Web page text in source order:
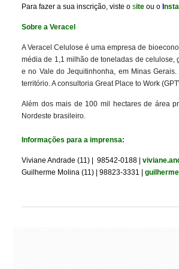
Para fazer a sua inscrição, viste o site ou o
Sobre a Veracel
A Veracel Celulose é uma empresa de
média de 1,1 milhão de toneladas de
e no Vale do Jequitinhonha, em Minas
território. A consultoria Great Place to Work
Além dos mais de 100 mil hectares de área
Nordeste brasileiro.
Informações para a imprensa:
Viviane Andrade (11) | 98542-0188 |
Guilherme Molina (11) | 98823-3331 |